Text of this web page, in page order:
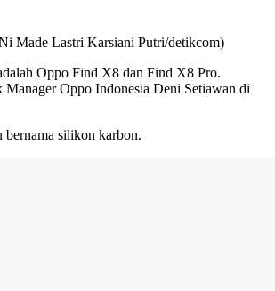
Made Lastri Karsiani Putri/detikcom)
Oppo Find X8 dan Find X8 Pro.
Oppo Indonesia Deni Setiawan di
bernama silikon karbon.